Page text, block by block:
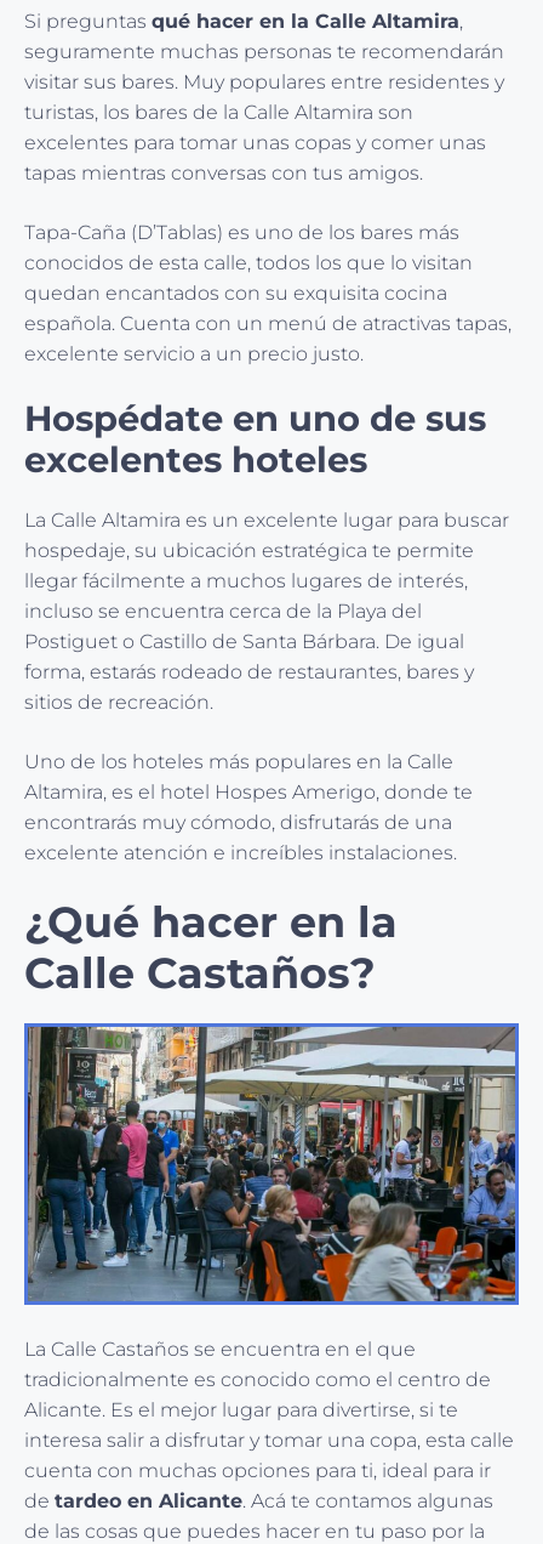
Si preguntas qué hacer en la Calle Altamira,
seguramente muchas personas te recomendarán
visitar sus bares. Muy populares entre residentes y
turistas, los bares de la Calle Altamira son
excelentes para tomar unas copas y comer unas
tapas mientras conversas con tus amigos.
Tapa-Caña (D’Tablas) es uno de los bares más
conocidos de esta calle, todos los que lo visitan
quedan encantados con su exquisita cocina
española. Cuenta con un menú de atractivas tapas,
excelente servicio a un precio justo.
Hospédate en uno de sus
excelentes hoteles
La Calle Altamira es un excelente lugar para buscar
hospedaje, su ubicación estratégica te permite
llegar fácilmente a muchos lugares de interés,
incluso se encuentra cerca de la Playa del
Postiguet o Castillo de Santa Bárbara. De igual
forma, estarás rodeado de restaurantes, bares y
sitios de recreación.
Uno de los hoteles más populares en la Calle
Altamira, es el hotel Hospes Amerigo, donde te
encontrarás muy cómodo, disfrutarás de una
excelente atención e increíbles instalaciones.
¿Qué hacer en la
Calle Castaños?
La Calle Castaños se encuentra en el que
tradicionalmente es conocido como el centro de
Alicante. Es el mejor lugar para divertirse, si te
interesa salir a disfrutar y tomar una copa, esta calle
cuenta con muchas opciones para ti, ideal para ir
de tardeo en Alicante. Acá te contamos algunas
de las cosas que puedes hacer en tu paso por la